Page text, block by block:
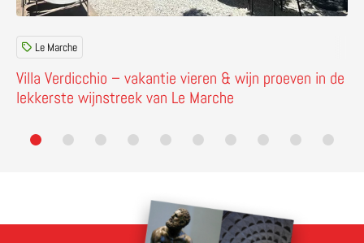
Villa Verdicchio – vakantie vieren & wijn proeven in de
lekkerste wijnstreek van Le Marche
Le Marche